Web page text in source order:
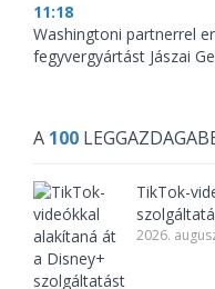
11:18
Washingtoni partnerrel
fegyvergyártást Jászai
A 100
TikTok-
2026.